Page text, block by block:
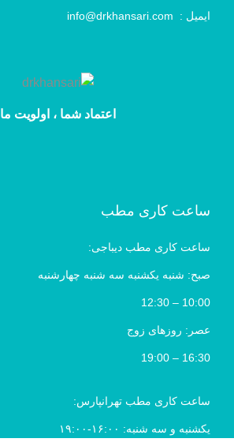
ایمیل : info@drkhansari.com
اعتماد شما ، اولویت ما
ساعت کاری مطب
ساعت کاری مطب دیباجی:
صبح: شنبه یکشنبه سه شنبه چهارشنبه
10:00 – 12:30
عصر: روزهای زوج
16:30 – 19:00
ساعت کاری مطب تهرانپارس:
یکشنبه و سه شنبه: ۱۶:۰۰-۱۹:۰۰